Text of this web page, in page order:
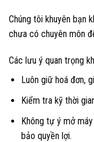
Chúng tôi khuyên bạn
chưa có chuyên môn
Các lưu ý quan trọng
Luôn giữ hoá đơn,
Kiểm tra kỹ thời
Không tự ý mở
bảo quyền lợi.